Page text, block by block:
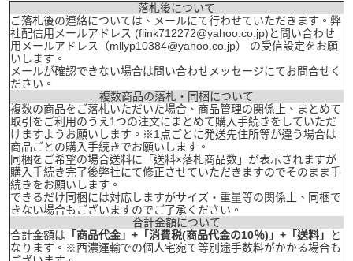
落札後について
ご落札後の連絡については、メールにて行わせていただきます。弊
社配信用メールアドレス (flink712272@yahoo.co.jp)と問い合わせ
用メールアドレス（mllyp10384@yahoo.co.jp） の受信設定をお願
いします。
メールが確認できない場合は問い合わせメッセージにてお問合せく
ださい。
複数商品の落札・同梱について
複数の商品をご落札いただいた場合、商品管理の関係上、まとめて
取引をご利用のうえ1つの注文にまとめて購入手続きをしていただ
けますようお願いします。※1点ごとに発送先住所等が違う場合は
商品ごとの購入手続きでお願いします。
同梱をご希望の場合送料に「送料×落札商品数」が表示されますが
購入手続き完了後弊社にて修正させていただきますのでそのまま手
続きをお願いします。
できるだけ同梱には対応しますがサイズ・重量等の関係上、同梱で
きない場合もございますのでご了承ください。
合計金額について
合計金額は 「商品代金」+「消費税(商品代金の10％)」+「送料」
と
なります。※西濃運輸での個人宅宛て等別途手数料がかかる場合も